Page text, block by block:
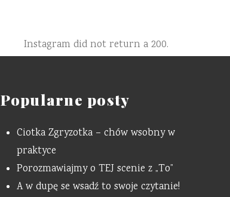
Instagram did not return a 200.
Popularne posty
Ciotka Zgryzotka – chów wsobny w
praktyce
Porozmawiajmy o TEJ scenie z „To”
A w dupę se wsadź to swoje czytanie!